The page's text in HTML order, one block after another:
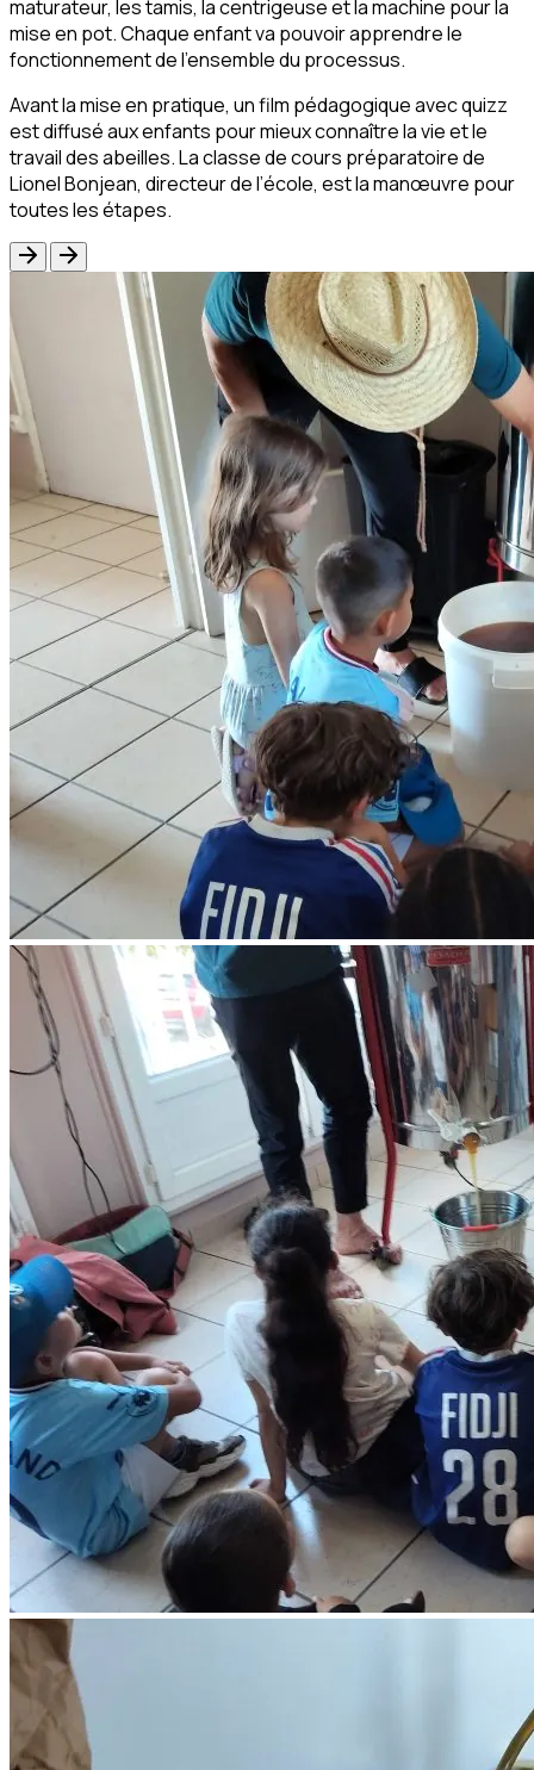
maturateur, les tamis, la centrigeuse et la machine pour la
mise en pot. Chaque enfant va pouvoir apprendre le
fonctionnement de l’ensemble du processus.
Avant la mise en pratique, un film pédagogique avec quizz
est diffusé aux enfants pour mieux connaître la vie et le
travail des abeilles. La classe de cours préparatoire de
Lionel Bonjean, directeur de l’école, est la manœuvre pour
toutes les étapes.